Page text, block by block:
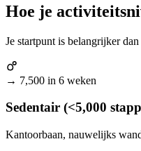
Hoe je
Je startpunt is belangrijker
→ 7,500 in 6 weken
Sedentair (<5,000
Kantoorbaan, nauwelijks